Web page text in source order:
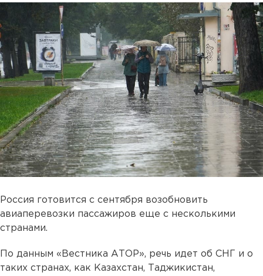
Россия готовится с сентября возобновить
авиаперевозки пассажиров еще с несколькими
странами.
По данным «Вестника АТОР», речь идет об СНГ и о
таких странах, как Казахстан, Таджикистан,